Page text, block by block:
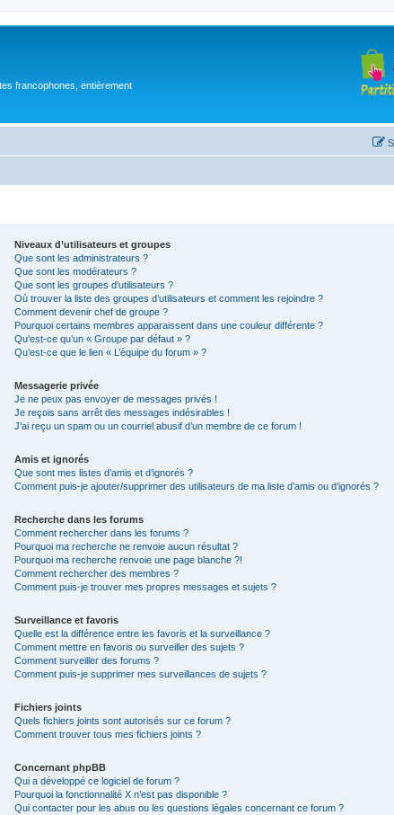
francophones, entièrement
Niveaux d’utilisateurs et groupes
Que sont les administrateurs ?
Que sont les modérateurs ?
Que sont les groupes d’utilisateurs ?
Où trouver la liste des groupes d’utilisateurs et comment les rejoindre ?
Comment devenir chef de groupe ?
Pourquoi certains membres apparaissent dans une couleur différente ?
Qu’est-ce qu’un « Groupe par défaut » ?
Qu’est-ce que le lien « L’équipe du forum » ?
Messagerie privée
Je ne peux pas envoyer de messages privés !
Je reçois sans arrêt des messages indésirables !
J’ai reçu un spam ou un courriel abusif d’un membre de ce forum !
Amis et ignorés
Que sont mes listes d’amis et d’ignorés ?
Comment puis-je ajouter/supprimer des utilisateurs de ma liste d’amis ou d’ignorés ?
Recherche dans les forums
Comment rechercher dans les forums ?
Pourquoi ma recherche ne renvoie aucun résultat ?
Pourquoi ma recherche renvoie une page blanche ?!
Comment rechercher des membres ?
Comment puis-je trouver mes propres messages et sujets ?
Surveillance et favoris
Quelle est la différence entre les favoris et la surveillance ?
Comment mettre en favoris ou surveiller des sujets ?
Comment surveiller des forums ?
Comment puis-je supprimer mes surveillances de sujets ?
Fichiers joints
Quels fichiers joints sont autorisés sur ce forum ?
Comment trouver tous mes fichiers joints ?
Concernant phpBB
Qui a développé ce logiciel de forum ?
Pourquoi la fonctionnalité X n’est pas disponible ?
Qui contacter pour les abus ou les questions légales concernant ce forum ?